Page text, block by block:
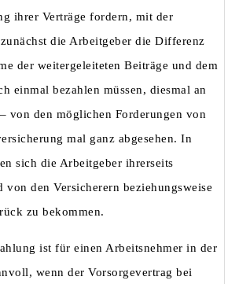
ihrer Verträge fordern, mit der
die Arbeitgeber die Differenz
der weitergeleiteten Beiträge und dem
einmal bezahlen müssen, diesmal an
von den möglichen Forderungen von
mal ganz abgesehen. In
sich die Arbeitgeber ihrerseits
von den Versicherern beziehungsweise
zu bekommen.
ist für einen Arbeitsnehmer in der
wenn der Vorsorgevertrag bei